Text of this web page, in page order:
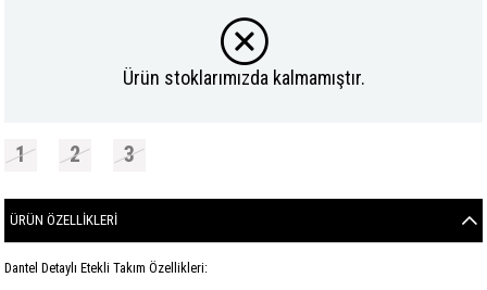
Ürün stoklarımızda kalmamıştır.
1 2 3
ÜRÜN ÖZELLIKLERI
Dantel Detaylı Etekli Takım Özellikleri: